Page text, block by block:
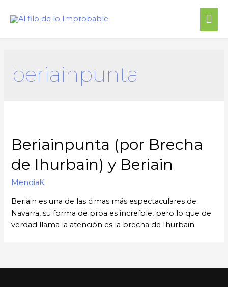
beriainpunta
Beriainpunta (por Brecha
de Ihurbain) y Beriain
MendiaK
Beriain es una de las cimas más espectaculares de
Navarra, su forma de proa es increíble, pero lo que de
verdad llama la atención es la brecha de Ihurbain.